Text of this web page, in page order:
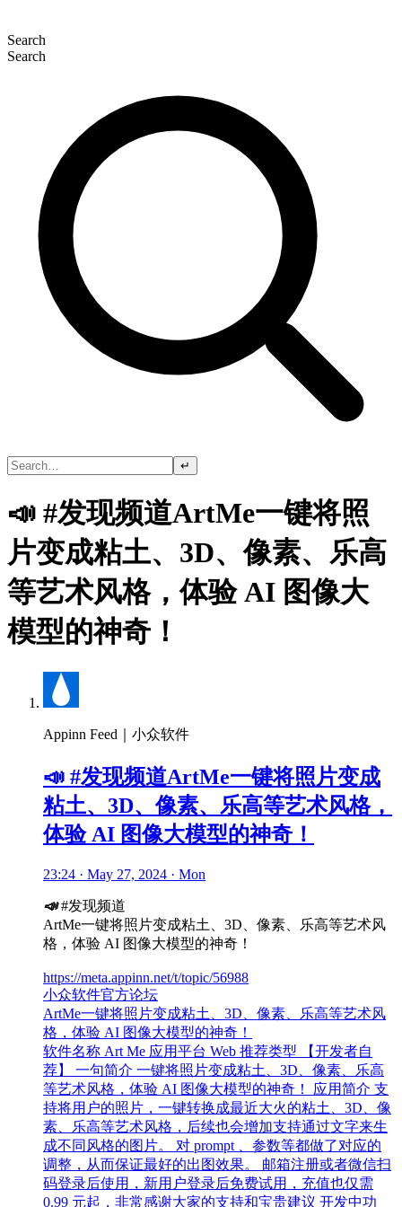
Search
Search
↵
📣 #发现频道ArtMe一键将照
片变成粘土、3D、像素、乐高
等艺术风格，体验 AI 图像大
模型的神奇！
Appinn Feed｜小众软件
📣 #发现频道ArtMe一键将照片变成
粘土、3D、像素、乐高等艺术风格，
体验 AI 图像大模型的神奇！
23:24 · May 27, 2024 · Mon
📣#发现频道
ArtMe一键将照片变成粘土、3D、像素、乐高等艺术风
格，体验 AI 图像大模型的神奇！
https://meta.appinn.net/t/topic/56988
小众软件官方论坛
ArtMe一键将照片变成粘土、3D、像素、乐高等艺术风
格，体验 AI 图像大模型的神奇！
软件名称 Art Me 应用平台 Web 推荐类型 【开发者自
荐】 一句简介 一键将照片变成粘土、3D、像素、乐高
等艺术风格，体验 AI 图像大模型的神奇！ 应用简介 支
持将用户的照片，一键转换成最近大火的粘土、3D、像
素、乐高等艺术风格，后续也会增加支持通过文字来生
成不同风格的图片。 对 prompt 、参数等都做了对应的
调整，从而保证最好的出图效果。 邮箱注册或者微信扫
码登录后使用，新用户登录后免费试用，充值也仅需
0.99 元起，非常感谢大家的支持和宝贵建议 开发中功